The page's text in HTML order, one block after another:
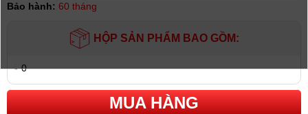
Bảo hành: 60 tháng
HỘP SẢN PHẨM BAO GỒM:
- 0
MUA HÀNG